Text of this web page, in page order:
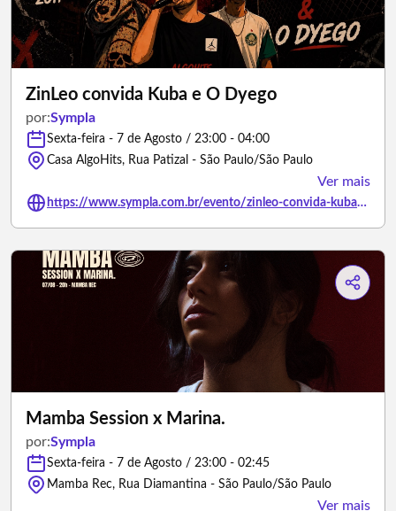
ZinLeo convida Kuba e O Dyego
por:Sympla
Sexta-feira - 7 de Agosto / 23:00 - 04:00
Casa AlgoHits, Rua Patizal - São Paulo/São Paulo
Ver mais
https://www.sympla.com.br/evento/zinleo-convida-kuba-e-o-dyego/3501656
Mamba Session x Marina.
por:Sympla
Sexta-feira - 7 de Agosto / 23:00 - 02:45
Mamba Rec, Rua Diamantina - São Paulo/São Paulo
Ver mais